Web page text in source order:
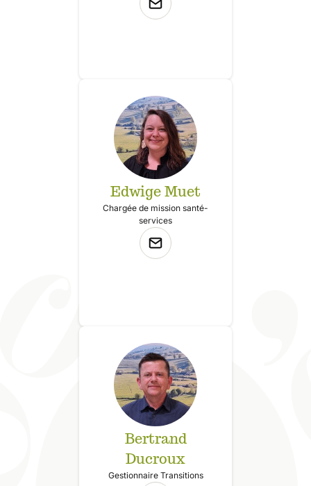
Edwige Muet
Chargée de mission santé-
services
Bertrand
Ducroux
Gestionnaire Transitions